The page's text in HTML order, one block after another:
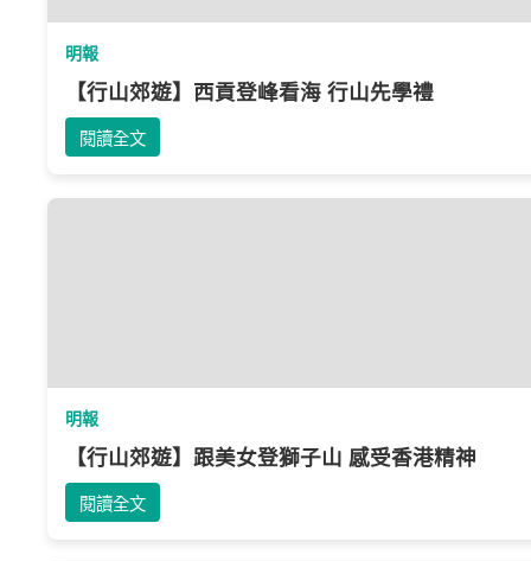
明報
【行山郊遊】西貢登峰看海 行山先學禮
閱讀全文
明報
【行山郊遊】跟美女登獅子山 感受香港精神
閱讀全文